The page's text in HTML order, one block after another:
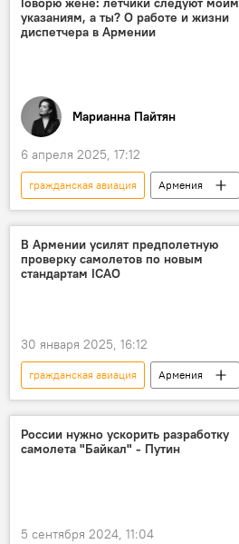
указаниям, а ты? О работе и жизни
диспетчера в Армении
Марианна Пайтян
6 апреля 2025, 17:12
гражданская авиация
Армения
Новости Армения
авиация
Армянская авиация
международный аэропорт "Звартноц"
В Армении усилят предполетную
проверку самолетов по новым
стандартам ICAO
30 января 2025, 16:12
гражданская авиация Армения
России нужно ускорить разработку
самолета "Байкал" - Путин
5 сентября 2024, 11:04